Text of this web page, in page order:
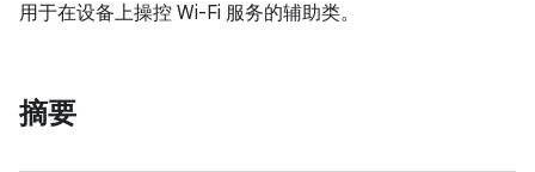
用于在设备上操控 Wi-Fi 服务的辅助类。
摘要